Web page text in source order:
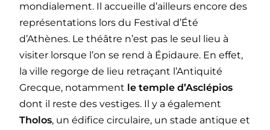
mondialement. Il accueille d’ailleurs encore des
représentations lors du Festival d’Été
d’Athènes. Le théâtre n’est pas le seul lieu à
visiter lorsque l’on se rend à Épidaure. En effet,
la ville regorge de lieu retraçant l’Antiquité
Grecque, notamment le temple d’Asclépios
dont il reste des vestiges. Il y a également
Tholos, un édifice circulaire, un stade antique et